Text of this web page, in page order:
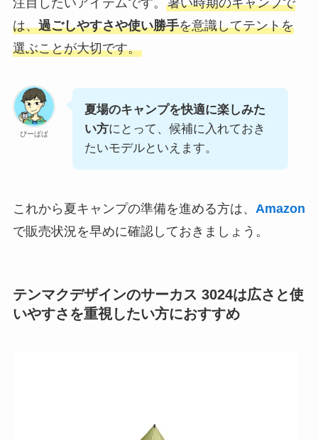
は、過ごしやすさや使い勝手を意識してテントを
選ぶことが大切です。
ぴーぱぱ
夏場のキャンプを快適に楽しみた
い方にとって、候補に入れておき
たいモデルといえます。
これから夏キャンプの準備を進める方は、 Amazon
で販売状況を早めに確認しておきましょう。
テンマクデザインのサーカス 3024は広さと使
いやすさを重視したい方におすすめ